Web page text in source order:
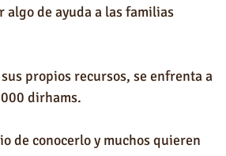
algo de ayuda a las familias
propios recursos, se enfrenta a
dirhams.
de conocerlo y muchos quieren